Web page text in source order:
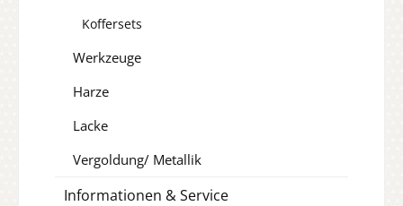
Koffersets
Werkzeuge
Harze
Lacke
Vergoldung/ Metallik
Informationen & Service